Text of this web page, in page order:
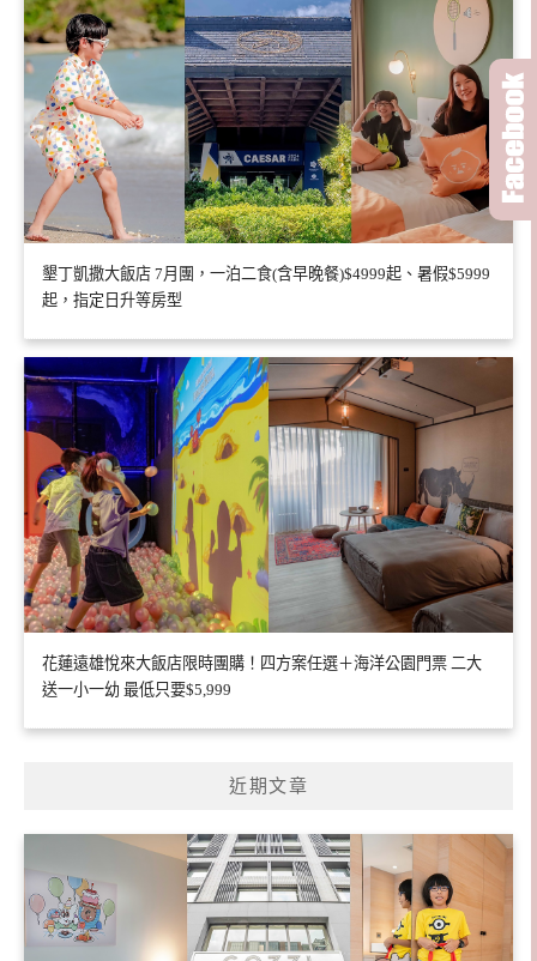
墾丁凱撒大飯店 7月團，一泊二食(含早晚餐)$4999起、暑假$5999
起，指定日升等房型
花蓮遠雄悅來大飯店限時團購！四方案任選＋海洋公園門票 二大
送一小一幼 最低只要$5,999
近期文章